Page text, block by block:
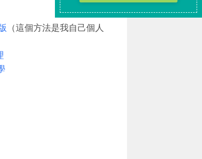
（這個方法是我自己個人